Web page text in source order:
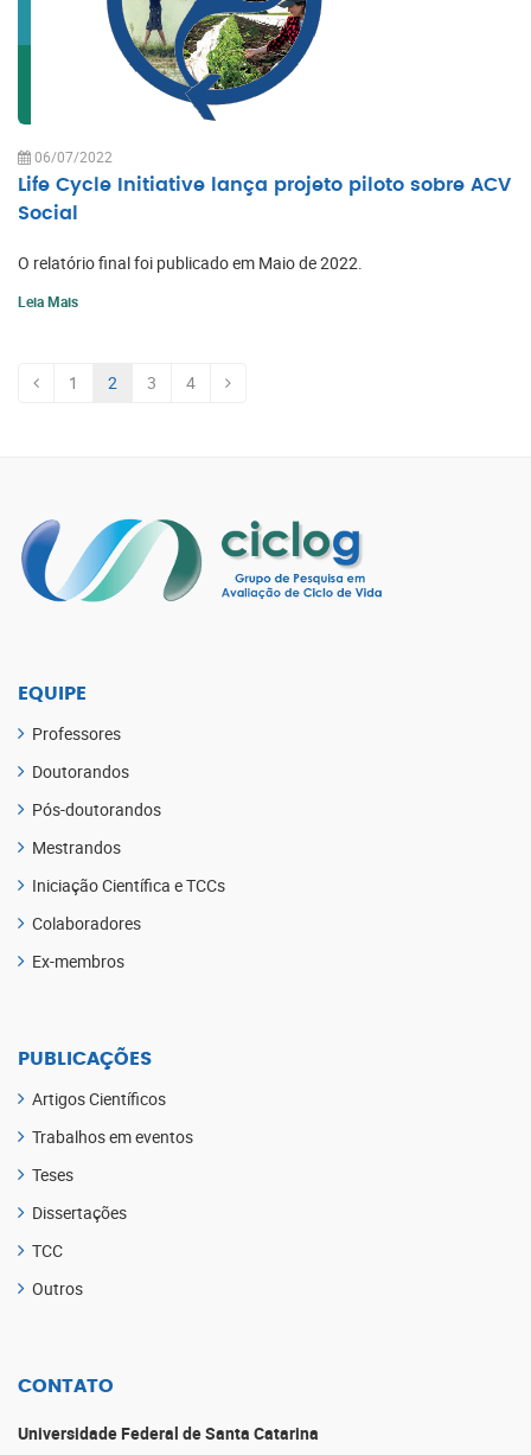
06/07/2022
Life Cycle Initiative lança projeto piloto sobre ACV
Social
O relatório final foi publicado em Maio de 2022.
Leia Mais
ANTERIOR
1 2 3 4 PRÓXIMA
EQUIPE
Professores
Doutorandos
Pós-doutorandos
Mestrandos
Iniciação Científica e TCCs
Colaboradores
Ex-membros
PUBLICAÇÕES
Artigos Científicos
Trabalhos em eventos
Teses
Dissertações
TCC
Outros
CONTATO
Universidade Federal de Santa Catarina